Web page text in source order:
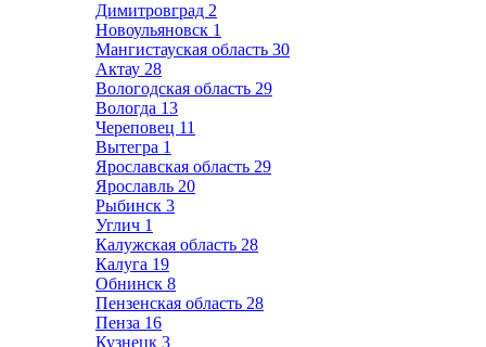
Димитровград 2
Новоульяновск 1
Мангистауская область 30
Актау 28
Вологодская область 29
Вологда 13
Череповец 11
Вытегра 1
Ярославская область 29
Ярославль 20
Рыбинск 3
Углич 1
Калужская область 28
Калуга 19
Обнинск 8
Пензенская область 28
Пенза 16
Кузнецк 3